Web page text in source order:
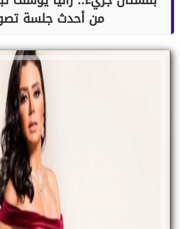
من أحدث جلسة